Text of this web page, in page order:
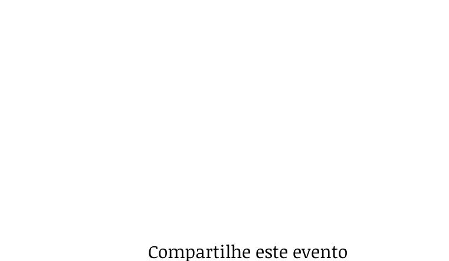
Compartilhe este evento